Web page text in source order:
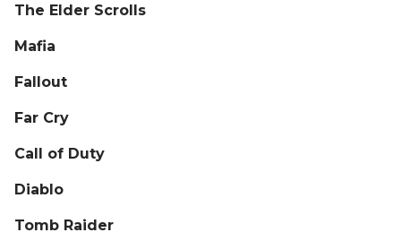
The Elder Scrolls
Mafia
Fallout
Far Cry
Call of Duty
Diablo
Tomb Raider